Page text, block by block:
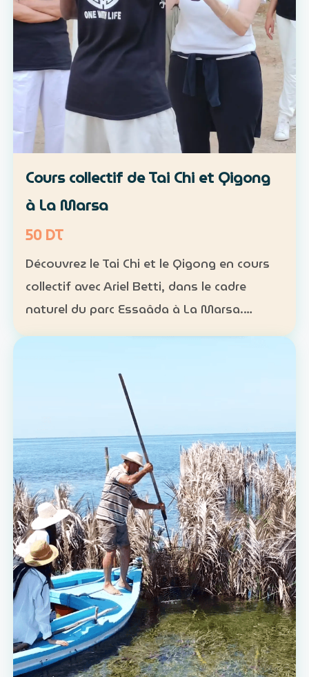
Cours collectif de Tai Chi et Qigong
à La Marsa
50 DT
Découvrez le Tai Chi et le Qigong en cours
collectif avec Ariel Betti, dans le cadre
naturel du parc Essaâda à La Marsa.
Format : cours collectif Rythme : une
séances sur un mois Ta…